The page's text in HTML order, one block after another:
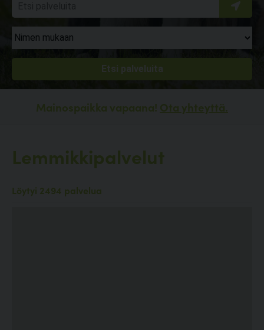
Mainospaikka vapaana! Ota yhteyttä.
Lemmikkipalvelut
Löytyi 2494 palvelua